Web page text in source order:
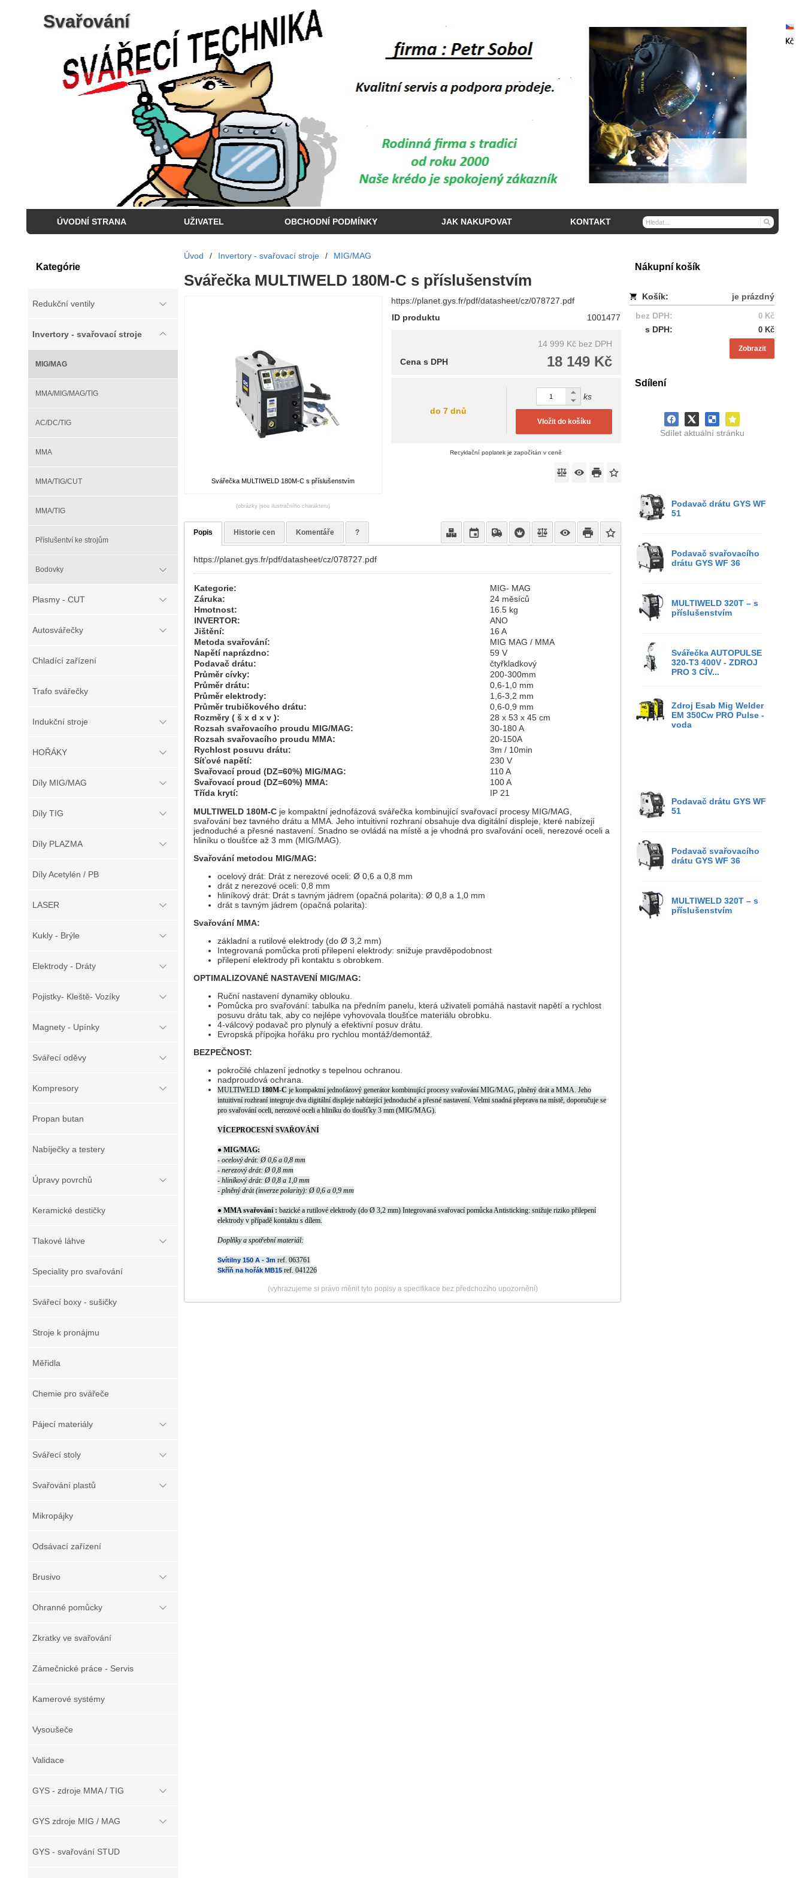
Svařování
ÚVODNÍ STRANA UŽIVATEL OBCHODNÍ PODMÍNKY JAK NAKUPOVAT KONTAKT
Nákupní košík
Košík:
je prázdný
bez DPH:
0 Kč
s DPH: 0 Kč
Zobrazit
Sdílení
Sdílet aktuální stránku
Podavač drátu GYS WF
51
Podavač svařovacího
drátu GYS WF 36
MULTIWELD 320T – s
příslušenstvím
Svářečka AUTOPULSE
320-T3 400V - ZDROJ
PRO 3 CÍV...
Zdroj Esab Mig Welder
EM 350Cw PRO Pulse -
voda
Podavač drátu GYS WF
51
Podavač svařovacího
drátu GYS WF 36
MULTIWELD 320T – s
příslušenstvím
Kategórie
Redukční ventily
Invertory - svařovací stroje
MIG/MAG
MMA/MIG/MAG/TIG
AC/DC/TIG
MMA
MMA/TIG/CUT
MMA/TIG
Příslušentví ke strojům
Bodovky
Plasmy - CUT
Autosvářečky
Chladící zařízení
Trafo svářečky
Indukční stroje
HOŘÁKY
Díly MIG/MAG
Díly TIG
Díly PLAZMA
Díly Acetylén / PB
LASER
Kukly - Brýle
Elektrody - Dráty
Pojistky- Kleště- Vozíky
Magnety - Upínky
Svářecí oděvy
Kompresory
Propan butan
Nabíječky a testery
Úpravy povrchů
Keramické destičky
Tlakové láhve
Speciality pro svařování
Svářecí boxy - sušičky
Stroje k pronájmu
Měřidla
Chemie pro svářeče
Pájecí materiály
Svářecí stoly
Svařování plastů
Mikropájky
Odsávací zařízení
Brusivo
Ohranné pomůcky
Zkratky ve svařování
Zámečnické práce - Servis
Kamerové systémy
Vysoušeče
Validace
GYS - zdroje MMA / TIG
GYS zdroje MIG / MAG
GYS - svařování STUD
Úvod / Invertory - svařovací stroje / MIG/MAG
Svářečka MULTIWELD 180M-C s příslušenstvím
Svářečka MULTIWELD 180M-C s příslušenstvím
(obrázky jsou ilustračního charakteru)
https://planet.gys.fr/pdf/datasheet/cz/078727.pdf
ID produktu
1001477
14 999 Kč bez DPH
18 149 Kč
Cena s DPH
do 7 dnů
ks
Vložit do košíku
Recyklační poplatek je započítán v ceně
Popis Historie cen Komentáře ?
https://planet.gys.fr/pdf/datasheet/cz/078727.pdf
Kategorie:
MIG- MAG
Záruka:
24 měsíců
Hmotnost:
16.5 kg
INVERTOR:
ANO
Jištění:
16 A
Metoda svařování:
MIG MAG / MMA
Napětí naprázdno:
59 V
Podavač drátu:
čtyřkladkový
Průměr cívky:
200-300mm
Průměr drátu:
0,6-1,0 mm
Průměr elektrody:
1,6-3,2 mm
Průměr trubičkového drátu:
0,6-0,9 mm
Rozměry ( š x d x v ):
28 x 53 x 45 cm
Rozsah svařovacího proudu MIG/MAG:
30-180 A
Rozsah svařovacího proudu MMA:
20-150A
Rychlost posuvu drátu:
3m / 10min
Síťové napětí:
230 V
Svařovací proud (DZ=60%) MIG/MAG:
110 A
Svařovací proud (DZ=60%) MMA:
100 A
Třída krytí:
IP 21
MULTIWELD 180M-C je kompaktní jednofázová svářečka kombinující svařovací procesy MIG/MAG,
svařování bez tavného drátu a MMA. Jeho intuitivní rozhraní obsahuje dva digitální displeje, které nabízejí
jednoduché a přesné nastavení. Snadno se ovládá na místě a je vhodná pro svařování oceli, nerezové oceli a
hliníku o tloušťce až 3 mm (MIG/MAG).
Svařování metodou MIG/MAG:
ocelový drát: Drát z nerezové oceli: Ø 0,6 a 0,8 mm
drát z nerezové oceli: 0,8 mm
hliníkový drát: Drát s tavným jádrem (opačná polarita): Ø 0,8 a 1,0 mm
drát s tavným jádrem (opačná polarita):
Svařování MMA:
základní a rutilové elektrody (do Ø 3,2 mm)
Integrovaná pomůcka proti přilepení elektrody: snižuje pravděpodobnost
přilepení elektrody při kontaktu s obrobkem.
OPTIMALIZOVANÉ NASTAVENÍ MIG/MAG:
Ruční nastavení dynamiky oblouku.
Pomůcka pro svařování: tabulka na předním panelu, která uživateli pomáhá nastavit napětí a rychlost
posuvu drátu tak, aby co nejlépe vyhovovala tloušťce materiálu obrobku.
4-válcový podavač pro plynulý a efektivní posuv drátu.
Evropská přípojka hořáku pro rychlou montáž/demontáž.
BEZPEČNOST:
pokročilé chlazení jednotky s tepelnou ochranou.
nadproudová ochrana.
MULTIWELD 180M-C je kompaktní jednofázový generátor kombinující procesy svařování MIG/MAG, plněný drát a MMA. Jeho
intuitivní rozhraní integruje dva digitální displeje nabízející jednoduché a přesné nastavení. Velmi snadná přeprava na místě, doporučuje se
pro svařování oceli, nerezové oceli a hliníku do tloušťky 3 mm (MIG/MAG).
VÍCEPROCESNÍ SVAŘOVÁNÍ
● MIG/MAG:
- ocelový drát: Ø 0,6 a 0,8 mm
- nerezový drát: Ø 0,8 mm
- hliníkový drát: Ø 0,8 a 1,0 mm
- plněný drát (inverze polarity): Ø 0,6 a 0,9 mm
● MMA svařování : bazické a rutilové elektrody (do Ø 3,2 mm) Integrovaná svařovací pomůcka Antisticking: snižuje riziko přilepení
elektrody v případě kontaktu s dílem.
Doplňky a spotřební materiál:
Svítilny 150 A - 3m ref. 063761
Skříň na hořák MB15 ref. 041226
(vyhrazujeme si právo měnit tyto popisy a specifikace bez předchozího upozornění)